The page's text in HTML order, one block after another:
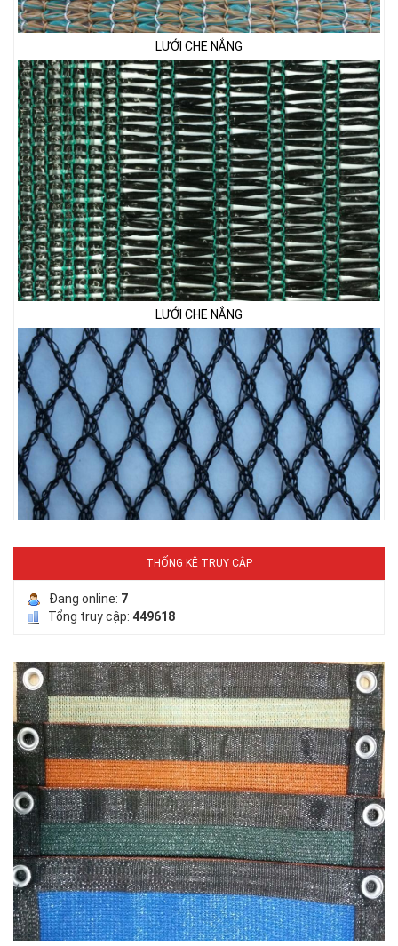
LƯỚI CHE NẮNG
LƯỚI CHẮN CHIM
LƯỚI PHƠI NÔNG SẢN
THỐNG KÊ TRUY CẬP
Đang online: 7
Tổng truy cập: 449618